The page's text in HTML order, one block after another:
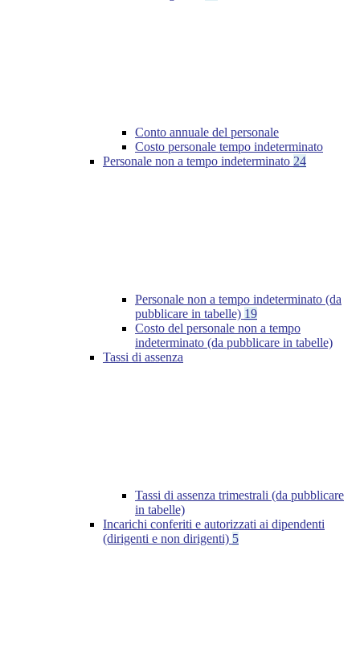
Conto annuale del personale
Costo personale tempo indeterminato
Personale non a tempo indeterminato 24
Personale non a tempo indeterminato (da
pubblicare in tabelle) 19
Costo del personale non a tempo
indeterminato (da pubblicare in tabelle)
Tassi di assenza
Tassi di assenza trimestrali (da pubblicare
in tabelle)
Incarichi conferiti e autorizzati ai dipendenti
(dirigenti e non dirigenti) 5